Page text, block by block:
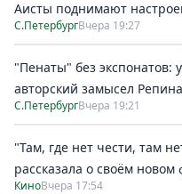
Аисты поднимают
С.ПетербургВчера 19:27
"Пенаты" без экспонатов:
авторский замысел Репина
С.ПетербургВчера 19:21
"Там, где нет чести, там
рассказала о своём
КиноВчера 17:54